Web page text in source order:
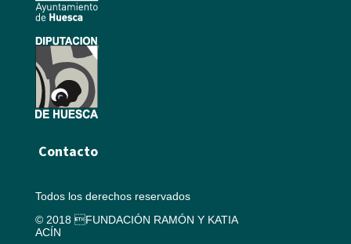
Contacto
Todos los derechos reservados
© 2018 FUNDACIÓN RAMÓN Y KATIA
ACÍN